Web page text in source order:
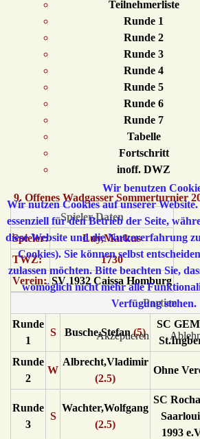
Teilnehmerliste
Runde 1
Runde 2
Runde 3
Runde 4
Runde 5
Runde 6
Runde 7
Tabelle
Fortschritt
inoff. DWZ
9. Offenes Wadgasser Sommerturnier
Spieler-Daten
Spieler:
Luy,Markus
TWZ:
1730
Verein: SV 1932 Caissa Homburg
Partien
Runde
1
S Busche,Stefan(5)
SC
Runde
2
W
Albrecht,Vladimir
(2.5)
Ohne
Runde
3
S
Wachter,Wolfgang
(2.5)
SC
1993
Wir benutzen
Wir nutzen Cookies auf unserer
essenziell für den Betrieb der Seite,
diese Website und die Nutzererfahrung
Cookies). Sie können selbst
zulassen möchten. Bitte beachten Sie,
womöglich nicht mehr alle
Verfügung stehen.
Akzeptieren